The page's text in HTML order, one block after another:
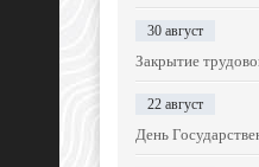
30 август
Закрытие
22 август
День